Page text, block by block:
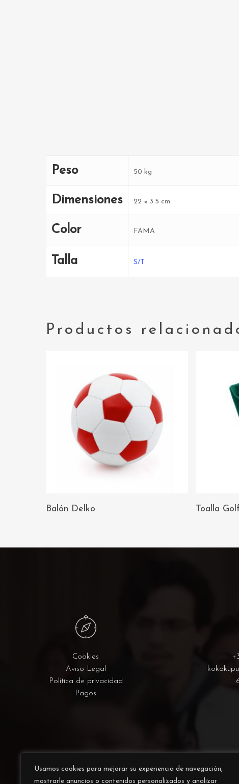
Usamos cookies para mejorar su experiencia de navegación,
mostrarle anuncios o contenidos personalizados y analizar
Peso 50 kg
Dimensiones 22 × 3.5 cm
Color FAMA
Talla S/T
Productos
Balón Delko Toalla
Cookies
Aviso Legal
Política de privacidad
Pagos